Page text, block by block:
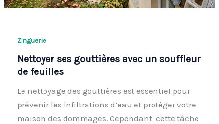
Zinguerie
Nettoyer ses gouttières avec un souffleur
de feuilles
Le nettoyage des gouttières est essentiel pour
prévenir les infiltrations d’eau et protéger votre
maison des dommages. Cependant, cette tâche